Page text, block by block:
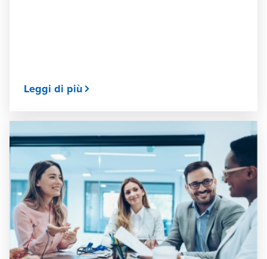
Leggi di più